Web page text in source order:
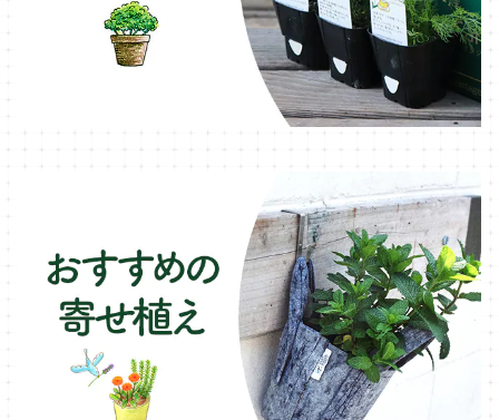
オレガノ・ハーブ苗
ラベンダー・ハーブ苗
ローズマリー・ハーブ苗
ガーデンベジタ・イタリア野菜
ブリキ製プランター
テーブル・チェア・ベンチ